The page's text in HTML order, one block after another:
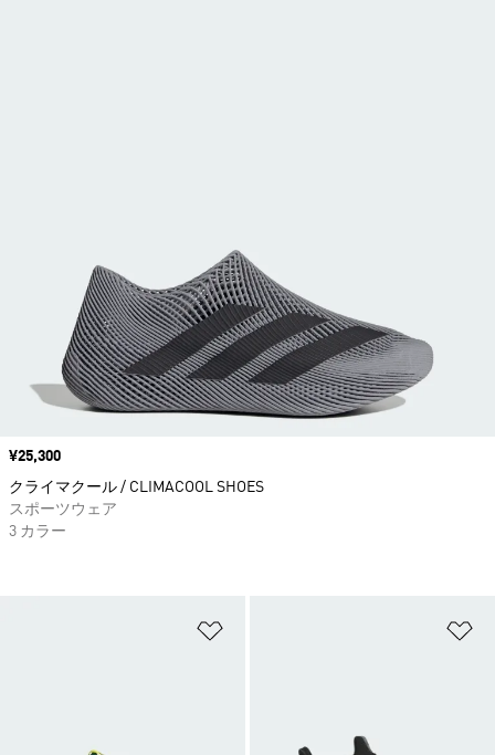
価格
¥25,300
クライマクール / CLIMACOOL SHOES
スポーツウェア
3 カラー